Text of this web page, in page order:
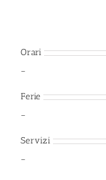
Orari
–
Ferie
–
Servizi
–